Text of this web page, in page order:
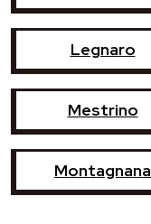
Legnaro
Mestrino
Montagnana